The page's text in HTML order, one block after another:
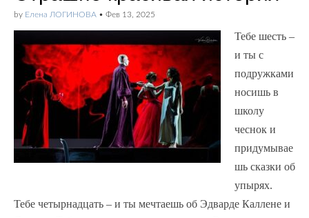
by Елена ЛОГИНОВА • Фев 13, 2025
Тебе шесть –
и ты с
подружками
носишь в
школу
чеснок и
придумывае
шь сказки об
упырях.
Тебе четырнадцать – и ты мечтаешь об Эдварде Каллене и